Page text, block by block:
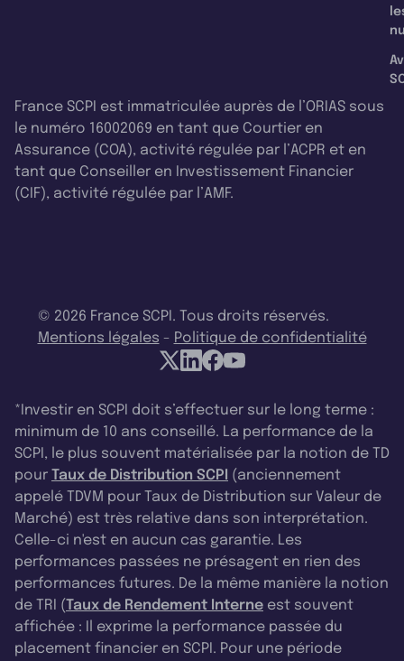
France SCPI est immatriculée auprès de l’ORIAS sous
le numéro 16002069 en tant que Courtier en
Assurance (COA), activité régulée par l’ACPR et en
tant que Conseiller en Investissement Financier
(CIF), activité régulée par l’AMF.
© 2026 France SCPI. Tous droits réservés.
Mentions légales - Politique de confidentialité
*Investir en SCPI doit s’effectuer sur le long terme :
minimum de 10 ans conseillé. La performance de la
SCPI, le plus souvent matérialisée par la notion de TD
pour Taux de Distribution SCPI (anciennement
appelé TDVM pour Taux de Distribution sur Valeur de
Marché) est très relative dans son interprétation.
Celle-ci n'est en aucun cas garantie. Les
performances passées ne présagent en rien des
performances futures. De la même manière la notion
de TRI (Taux de Rendement Interne est souvent
affichée : Il exprime la performance passée du
placement financier en SCPI. Pour une période